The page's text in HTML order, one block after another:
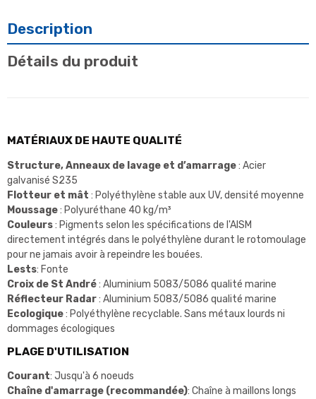
Description
Détails du produit
MATÉRIAUX DE HAUTE QUALITÉ
Structure, Anneaux de lavage et d’amarrage: Acier
galvanisé S235
Flotteur et mât : Polyéthylène stable aux UV, densité moyenne
Moussage: Polyuréthane 40 kg/m³
Couleurs: Pigments selon les spécifications de l'AISM
directement intégrés dans le polyéthylène durant le rotomoulage
pour ne jamais avoir à repeindre les bouées.
Lests: Fonte
Croix de St André: Aluminium 5083/5086 qualité marine
Réflecteur Radar: Aluminium 5083/5086 qualité marine
Ecologique: Polyéthylène recyclable. Sans métaux lourds ni
dommages écologiques
PLAGE D'UTILISATION
Courant: Jusqu'à 6 noeuds
Chaîne d'amarrage (recommandée): Chaîne à maillons longs